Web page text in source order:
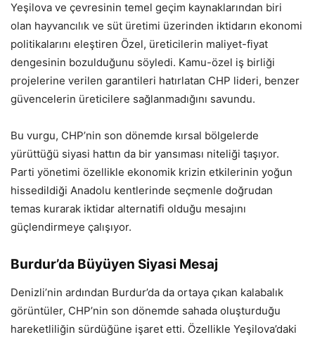
Yeşilova ve çevresinin temel geçim kaynaklarından biri
olan hayvancılık ve süt üretimi üzerinden iktidarın ekonomi
politikalarını eleştiren Özel, üreticilerin maliyet-fiyat
dengesinin bozulduğunu söyledi. Kamu-özel iş birliği
projelerine verilen garantileri hatırlatan CHP lideri, benzer
güvencelerin üreticilere sağlanmadığını savundu.
Bu vurgu, CHP’nin son dönemde kırsal bölgelerde
yürüttüğü siyasi hattın da bir yansıması niteliği taşıyor.
Parti yönetimi özellikle ekonomik krizin etkilerinin yoğun
hissedildiği Anadolu kentlerinde seçmenle doğrudan
temas kurarak iktidar alternatifi olduğu mesajını
güçlendirmeye çalışıyor.
Burdur’da Büyüyen Siyasi Mesaj
Denizli’nin ardından Burdur’da da ortaya çıkan kalabalık
görüntüler, CHP’nin son dönemde sahada oluşturduğu
hareketliliğin sürdüğüne işaret etti. Özellikle Yeşilova’daki